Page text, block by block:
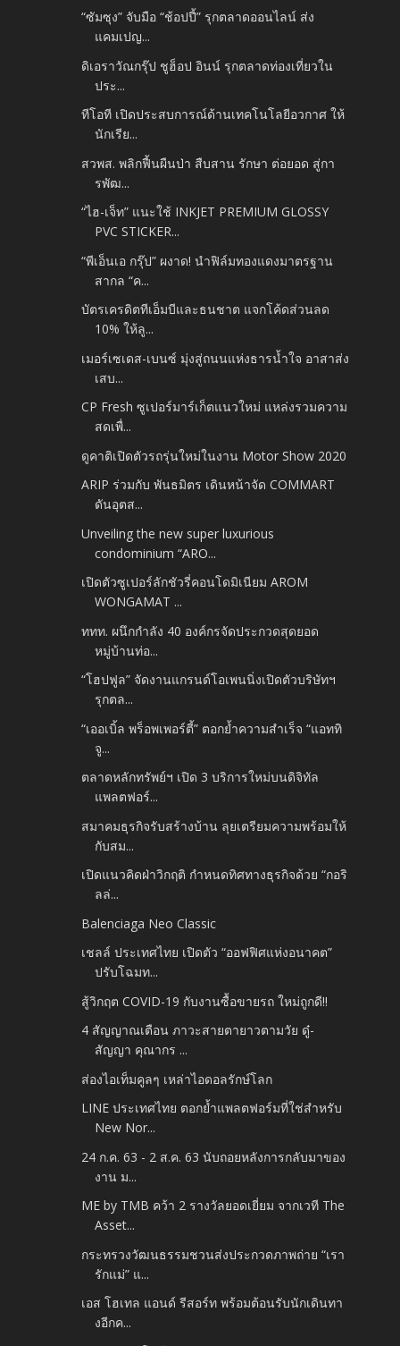
“ซัมซุง” จับมือ “ช้อปปี้” รุกตลาดออนไลน์ ส่ง
แคมเปญ...
ดิเอราวัณกรุ๊ป ชูฮ็อป อินน์ รุกตลาดท่องเที่ยวใน
ประ...
ทีโอที เปิดประสบการณ์ด้านเทคโนโลยีอวกาศ ให้
นักเรีย...
สวพส. พลิกฟื้นผืนป่า สืบสาน รักษา ต่อยอด สู่กา
รพัฒ...
“ไฮ-เจ็ท” แนะใช้ INKJET PREMIUM GLOSSY
PVC STICKER...
“พีเอ็นเอ กรุ๊ป” ผงาด! นำฟิล์มทองแดงมาตรฐาน
สากล “ค...
บัตรเครดิตทีเอ็มบีและธนชาต แจกโค้ดส่วนลด
10% ให้ลู...
เมอร์เซเดส-เบนซ์ มุ่งสู่ถนนแห่งธารน้ำใจ อาสาส่ง
เสบ...
CP Fresh ซูเปอร์มาร์เก็ตแนวใหม่ แหล่งรวมความ
สดเพื่...
ดูคาติเปิดตัวรถรุ่นใหม่ในงาน Motor Show 2020
ARIP ร่วมกับ พันธมิตร เดินหน้าจัด COMMART
ดันอุตส...
Unveiling the new super luxurious
condominium “ARO...
เปิดตัวซูเปอร์ลักชัวรี่คอนโดมิเนียม AROM
WONGAMAT ...
ททท. ผนึกกำลัง 40 องค์กรจัดประกวดสุดยอด
หมู่บ้านท่อ...
“โฮปฟูล” จัดงานแกรนด์โอเพนนิ่งเปิดตัวบริษัทฯ
รุกตล...
“เออเบิ้ล พร็อพเพอร์ตี้” ตอกย้ำความสำเร็จ “แอททิ
จู...
ตลาดหลักทรัพย์ฯ เปิด 3 บริการใหม่บนดิจิทัล
แพลตฟอร์...
สมาคมธุรกิจรับสร้างบ้าน ลุยเตรียมความพร้อมให้
กับสม...
เปิดแนวคิดฝ่าวิกฤติ กำหนดทิศทางธุรกิจด้วย “กอริ
ลล่...
Balenciaga Neo Classic
เชลล์ ประเทศไทย เปิดตัว “ออฟฟิศแห่งอนาคต”
ปรับโฉมท...
สู้วิกฤต COVID-19 กับงานซื้อขายรถ ใหม่ถูกดี!!
4 สัญญาณเตือน ภาวะสายตายาวตามวัย ดู๋-
สัญญา คุณากร ...
ส่องไอเท็มคูลๆ เหล่าไอดอลรักษ์โลก
LINE ประเทศไทย ตอกย้ำแพลตฟอร์มที่ใช่สำหรับ
New Nor...
24 ก.ค. 63 - 2 ส.ค. 63 นับถอยหลังการกลับมาของ
งาน ม...
ME by TMB คว้า 2 รางวัลยอดเยี่ยม จากเวที The
Asset...
กระทรวงวัฒนธรรมชวนส่งประกวดภาพถ่าย “เรา
รักแม่” แ...
เอส โฮเทล แอนด์ รีสอร์ท พร้อมต้อนรับนักเดินทา
งอีกค...